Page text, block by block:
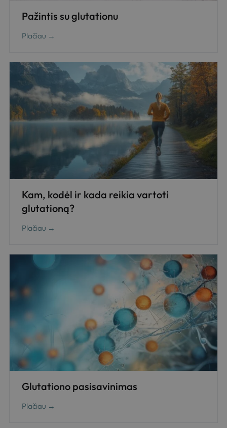
Pažintis su glutationu
Plačiau →
Kam, kodėl ir kada reikia vartoti
glutationą?
Plačiau →
Glutationo pasisavinimas
Plačiau →